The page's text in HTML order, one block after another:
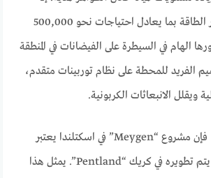
تسهم المحطة في توفير الطاقة بما يعادل احتياجات نحو 500,000
الهام في السيطرة على الفيضانات في المنطقة
الفريد للمحطة على نظام توربينات متقدم،
ويقلل الانبعاثات الكربونية.
أما في المملكة المتحدة، فإن مشروع “Meygen” في اسكتلندا يعتبر
مثالاً بارزاً آخر، حيث يتم تطويره في كريك “Pentland”. يمثل هذا